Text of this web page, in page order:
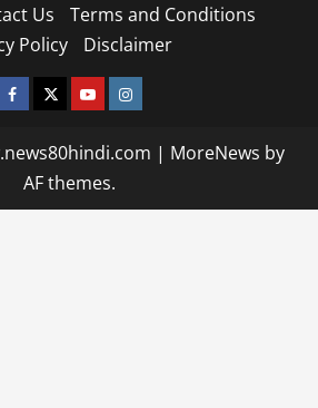
Us
Terms and Conditions
Policy
Disclaimer
facebooktwitterYOUTUBE
instagram
| MoreNews by
AF themes.